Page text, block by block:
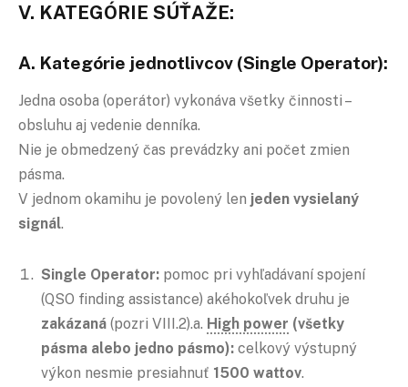
V. KATEGÓRIE SÚŤAŽE:
A. Kategórie jednotlivcov (Single Operator):
Jedna osoba (operátor) vykonáva všetky činnosti –
obsluhu aj vedenie denníka.
Nie je obmedzený čas prevádzky ani počet zmien
pásma.
V jednom okamihu je povolený len jeden vysielaný
signál.
Single Operator: pomoc pri vyhľadávaní spojení
(QSO finding assistance) akéhokoľvek druhu je
zakázaná (pozri VIII.2).a. High power (všetky
pásma alebo jedno pásmo): celkový výstupný
výkon nesmie presiahnuť 1500 wattov.